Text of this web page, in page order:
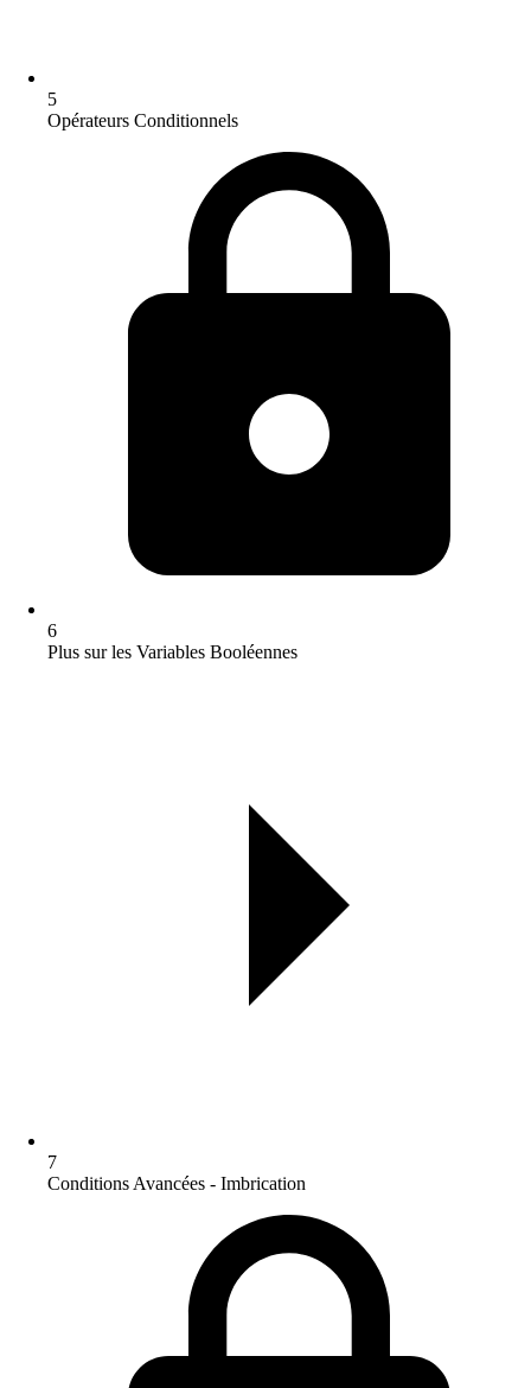
5
Opérateurs Conditionnels
6
Plus sur les Variables Booléennes
7
Conditions Avancées - Imbrication